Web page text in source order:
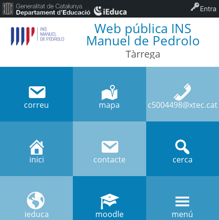
Web pública INS
Manuel de Pedrolo
Tàrrega
correu mapa c5004498@xtec.cat
inici contacte cerca
ieduca moodle menú
Entra